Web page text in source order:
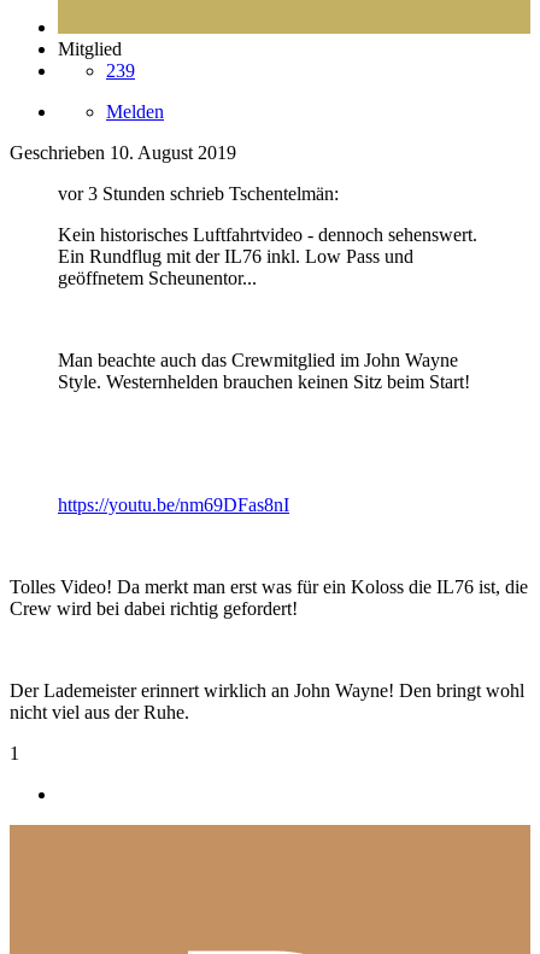
Mitglied
239
Melden
Geschrieben 10. August 2019
vor 3 Stunden schrieb Tschentelmän:
Kein historisches Luftfahrtvideo - dennoch sehenswert.
Ein Rundflug mit der IL76 inkl. Low Pass und
geöffnetem Scheunentor...
Man beachte auch das Crewmitglied im John Wayne
Style. Westernhelden brauchen keinen Sitz beim Start!
https://youtu.be/nm69DFas8nI
Tolles Video! Da merkt man erst was für ein Koloss die IL76 ist, die
Crew wird bei dabei richtig gefordert!
Der Lademeister erinnert wirklich an John Wayne! Den bringt wohl
nicht viel aus der Ruhe.
1